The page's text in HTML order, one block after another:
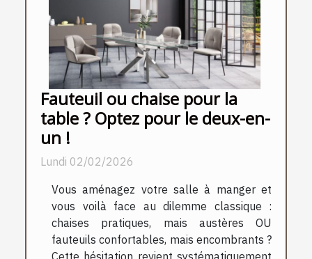
Fauteuil ou chaise pour la
table ? Optez pour le deux-en-
un !
Lundi 02/02/2026
Vous aménagez votre salle à manger et
vous voilà face au dilemme classique :
chaises pratiques, mais austères OU
fauteuils confortables, mais encombrants ?
Cette hésitation revient systématiquement